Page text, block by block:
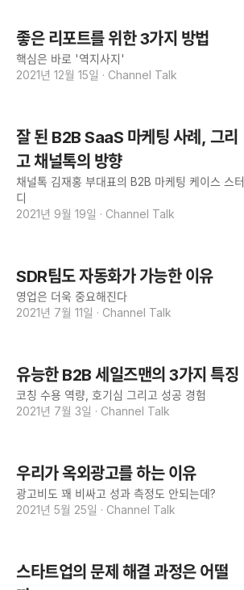
좋은 리포트를 위한 3가지 방법
핵심은 바로 '역지사지'
2021년 12월 15일 · Channel Talk
잘 된 B2B SaaS 마케팅 사례, 그리
고 채널톡의 방향
채널톡 김재홍 부대표의 B2B 마케팅 케이스 스터
디
2021년 9월 19일 · Channel Talk
SDR팀도 자동화가 가능한 이유
영업은 더욱 중요해진다
2021년 7월 11일 · Channel Talk
유능한 B2B 세일즈맨의 3가지 특징
코칭 수용 역량, 호기심 그리고 성공 경험
2021년 7월 3일 · Channel Talk
우리가 옥외광고를 하는 이유
광고비도 꽤 비싸고 성과 측정도 안되는데?
2021년 5월 25일 · Channel Talk
스타트업의 문제 해결 과정은 어떨